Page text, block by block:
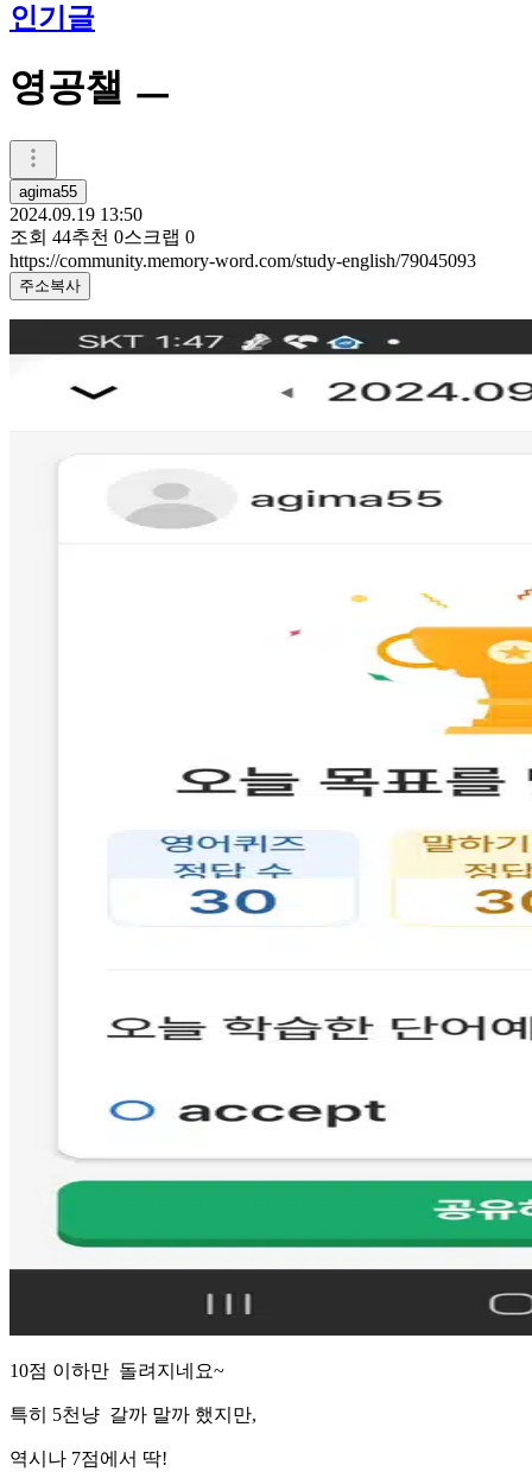
인기글
영공챌 ㅡ
agima55
2024.09.19 13:50
조회 44추천 0스크랩 0
https://community.memory-word.com/study-english/79045093
주소복사
10점 이하만 돌려지네요~
특히 5천냥 갈까 말까 했지만,
역시나 7점에서 딱!